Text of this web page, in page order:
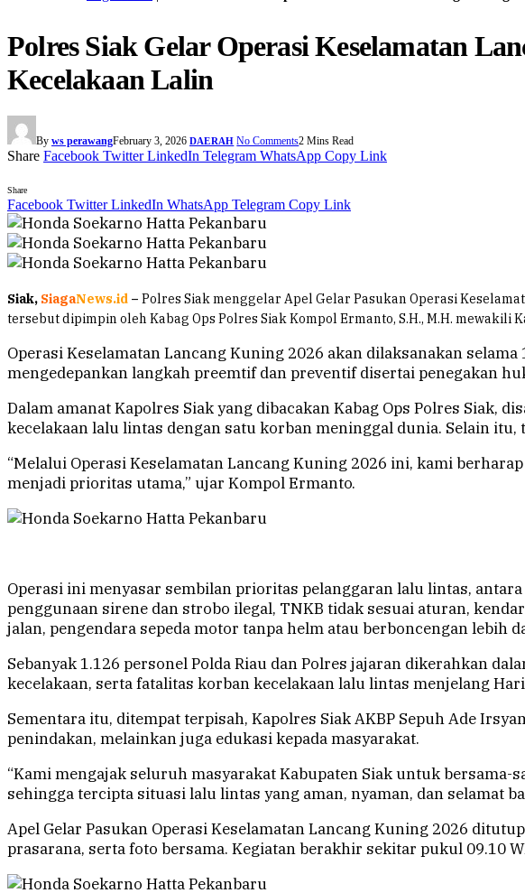
Polres Siak Gelar Operasi Keselamatan
Kecelakaan Lalin
By ws perawangFebruary 3, 2026 DAERAH No Comments2 Mins Read
Share Facebook Twitter LinkedIn Telegram WhatsApp Copy Link
Share
Facebook Twitter LinkedIn WhatsApp Telegram Copy Link
Siak, SiagaNews.id – Polres Siak menggelar Apel Gelar Pasukan Operasi
tersebut dipimpin oleh Kabag Ops Polres Siak Kompol Ermanto, S.H., M.H. mewakili
Operasi Keselamatan Lancang Kuning 2026 akan dilaksanakan
mengedepankan langkah preemtif dan preventif disertai penegakan
Dalam amanat Kapolres Siak yang dibacakan Kabag Ops Polres Siak,
kecelakaan lalu lintas dengan satu korban meninggal dunia. Selain
“Melalui Operasi Keselamatan Lancang Kuning 2026 ini, kami
menjadi prioritas utama,” ujar Kompol Ermanto.
Operasi ini menyasar sembilan prioritas pelanggaran lalu lintas,
penggunaan sirene dan strobo ilegal, TNKB tidak sesuai aturan,
jalan, pengendara sepeda motor tanpa helm atau berboncengan
Sebanyak 1.126 personel Polda Riau dan Polres jajaran dikerahkan
kecelakaan, serta fatalitas korban kecelakaan lalu lintas menjelang
Sementara itu, ditempat terpisah, Kapolres Siak AKBP Sepuh Ade
penindakan, melainkan juga edukasi kepada masyarakat.
“Kami mengajak seluruh masyarakat Kabupaten Siak untuk
sehingga tercipta situasi lalu lintas yang aman, nyaman, dan selamat
Apel Gelar Pasukan Operasi Keselamatan Lancang Kuning 2026
prasarana, serta foto bersama. Kegiatan berakhir sekitar pukul 09.10